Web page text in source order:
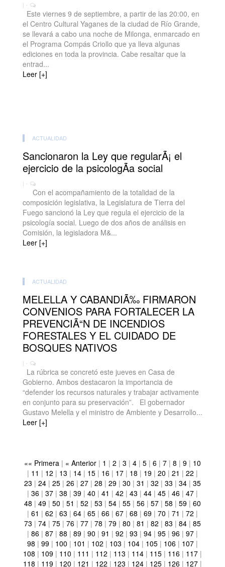
| -
Este viernes 9 de septiembre, a partir de las 20:00, en
el Centro Cultural Yaganes de la ciudad de Río Grande,
se llevará a cabo una noche de Milonga, enmarcado en
el Programa Compás Criollo que ya lleva algunas
ediciones en toda la provincia. Cabe resaltar que la
entrad...
Leer [+]
ACTUALIDAD
Sancionaron la Ley que regularÃ¡ el
ejercicio de la psicologÃ­a social
| -
Con el acompañamiento de la totalidad de la
composición legislativa, la Legislatura de Tierra del
Fuego sancionó la Ley que regula el ejercicio de la
psicología social. Luego de dos años de análisis en
Comisión, la legisladora M&...
Leer [+]
ACTUALIDAD
MELELLA Y CABANDIÃ‰ FIRMARON
CONVENIOS PARA FORTALECER LA
PREVENCIÃ“N DE INCENDIOS
FORESTALES Y EL CUIDADO DE
BOSQUES NATIVOS
| -
La rúbrica se concretó este jueves en Casa de
Gobierno. Ambos destacaron la importancia de
“defender los recursos naturales y trabajar activamente
en conjunto para su preservación”. El gobernador
Gustavo Melella y el ministro de Ambiente y Desarrollo...
Leer [+]
«« Primera | « Anterior | 1 | 2 | 3 | 4 | 5 | 6 | 7 | 8 | 9 | 10
| 11 | 12 | 13 | 14 | 15 | 16 | 17 | 18 | 19 | 20 | 21 | 22 |
23 | 24 | 25 | 26 | 27 | 28 | 29 | 30 | 31 | 32 | 33 | 34 | 35
| 36 | 37 | 38 | 39 | 40 | 41 | 42 | 43 | 44 | 45 | 46 | 47 |
48 | 49 | 50 | 51 | 52 | 53 | 54 | 55 | 56 | 57 | 58 | 59 | 60
| 61 | 62 | 63 | 64 | 65 | 66 | 67 | 68 | 69 | 70 | 71 | 72 |
73 | 74 | 75 | 76 | 77 | 78 | 79 | 80 | 81 | 82 | 83 | 84 | 85
| 86 | 87 | 88 | 89 | 90 | 91 | 92 | 93 | 94 | 95 | 96 | 97 |
98 | 99 | 100 | 101 | 102 | 103 | 104 | 105 | 106 | 107 |
108 | 109 | 110 | 111 | 112 | 113 | 114 | 115 | 116 | 117 |
118 | 119 | 120 | 121 | 122 | 123 | 124 | 125 | 126 | 127 |